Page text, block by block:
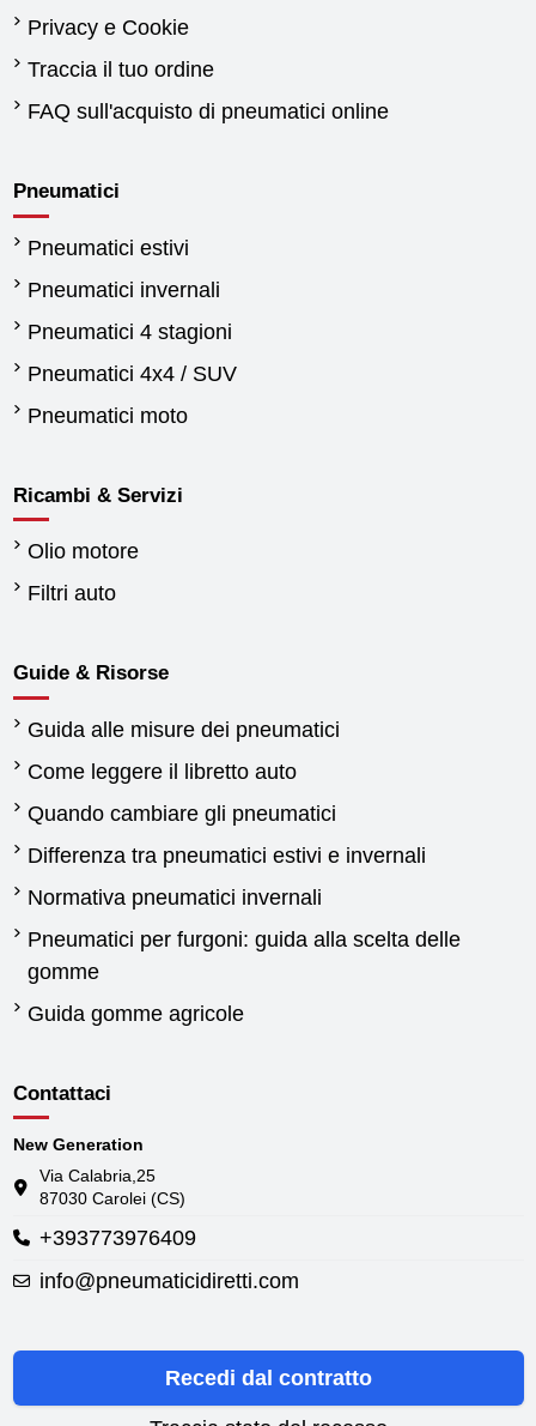
Privacy e Cookie
Traccia il tuo ordine
FAQ sull'acquisto di pneumatici online
Pneumatici
Pneumatici estivi
Pneumatici invernali
Pneumatici 4 stagioni
Pneumatici 4x4 / SUV
Pneumatici moto
Ricambi & Servizi
Olio motore
Filtri auto
Guide & Risorse
Guida alle misure dei pneumatici
Come leggere il libretto auto
Quando cambiare gli pneumatici
Differenza tra pneumatici estivi e invernali
Normativa pneumatici invernali
Pneumatici per furgoni: guida alla scelta delle
gomme
Guida gomme agricole
Contattaci
New Generation
Via Calabria,25
87030 Carolei (CS)
+393773976409
info@pneumaticidiretti.com
Recedi dal contratto